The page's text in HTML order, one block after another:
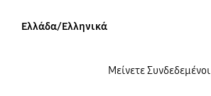
Ελλάδα/Ελληνικά
Μείνετε Συνδεδεμένοι